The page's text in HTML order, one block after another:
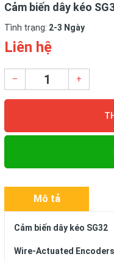
Cảm biến dây kéo
Tình trạng: 2-3 Ngày
Liên hệ
– +
Mô tả
Cảm biến dây kéo SG32
Wire-Actuated Encoders